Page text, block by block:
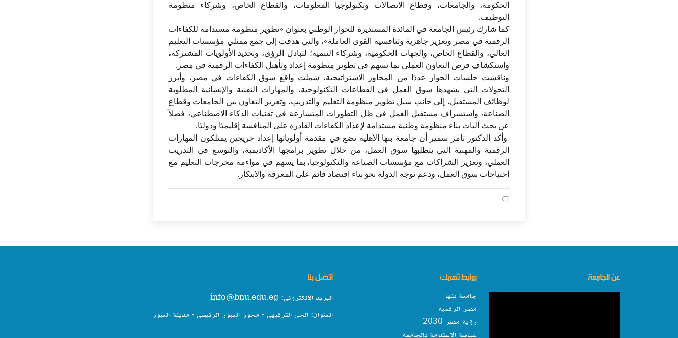
الحكومة، والجامعات، وقطاع الاتصالات وتكنولوجيا المعلومات، والقطاع الخاص، وشركاء منظومة
التوظيف.
كما شارك رئيس الجامعة في المائدة المستديرة للحوار الوطني بعنوان «تطوير منظومة مستدامة للكفاءات
الرقمية في مصر وتعزيز جاهزية وتنافسية القوى العاملة»، والتي هدفت إلى جمع ممثلي مؤسسات التعليم
العالي، والقطاع الخاص، والجهات الحكومية، وشركاء التنمية؛ لتبادل الرؤى، وتحديد الأولويات المشتركة،
واستكشاف فرص التعاون العملي بما يسهم في تطوير منظومة إعداد وتأهيل الكفاءات الرقمية في مصر.
وناقشت جلسات الحوار عددًا من المحاور الاستراتيجية، شملت واقع سوق الكفاءات في مصر، وأبرز
التحولات التي يشهدها سوق العمل في القطاعات التكنولوجية، والمهارات التقنية والإنسانية المطلوبة
لوظائف المستقبل، إلى جانب سبل تطوير منظومة التعليم والتدريب، وتعزيز التعاون بين الجامعات وقطاع
الصناعة، واستشراف مستقبل العمل في ظل التطورات المتسارعة في تقنيات الذكاء الاصطناعي، فضلاً
عن بحث آليات بناء منظومة وطنية مستدامة لإعداد الكفاءات القادرة على المنافسة إقليميًا ودوليًا.
وأكد الدكتور تامر سمير أن جامعة بنها الأهلية تضع في مقدمة أولوياتها إعداد خريجين يمتلكون المهارات
الرقمية والمهنية التي يتطلبها سوق العمل، من خلال تطوير برامجها الأكاديمية، والتوسع في التدريب
العملي، وتعزيز الشراكات مع مؤسسات الصناعة والتكنولوجيا، بما يسهم في مواءمة مخرجات التعليم مع
احتياجات سوق العمل، ودعم توجه الدولة نحو بناء اقتصاد قائم على المعرفة والابتكار.
عن الجامعة روابط تهمك
جامعة بنها
مصر الرقمية
رؤية مصر 2030
سياسة الاستدامة بالجامعة
اتصل بنا
البريد الالكتروني: info@bnu.edu.eg
العنوان: الحى الترفيهى - محور العبور الرئيسى - مدينة العبور